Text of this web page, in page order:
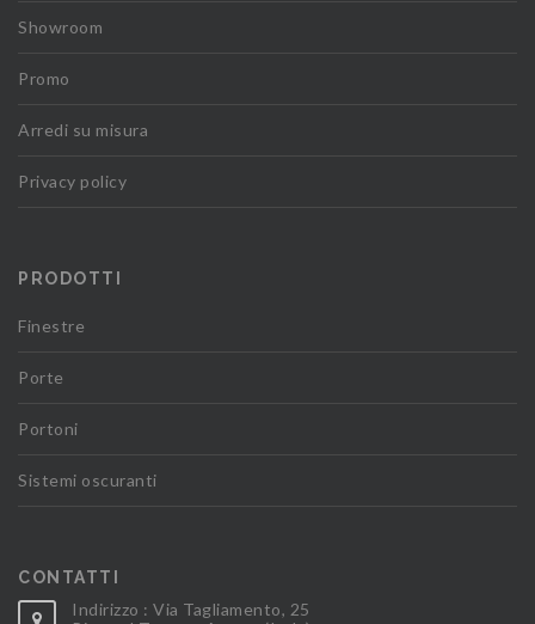
Showroom
Promo
Arredi su misura
Privacy policy
PRODOTTI
Finestre
Porte
Portoni
Sistemi oscuranti
CONTATTI
Indirizzo : Via Tagliamento, 25